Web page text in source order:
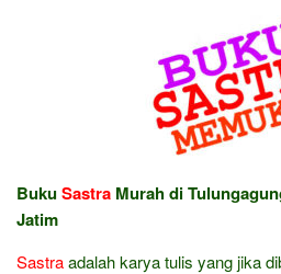
BukuSastra Murah di
Jatim
Sastraadalah karya tulis yang jika